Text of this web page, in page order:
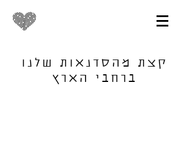
קצת מהסדנאות שלנו
ברחבי הארץ